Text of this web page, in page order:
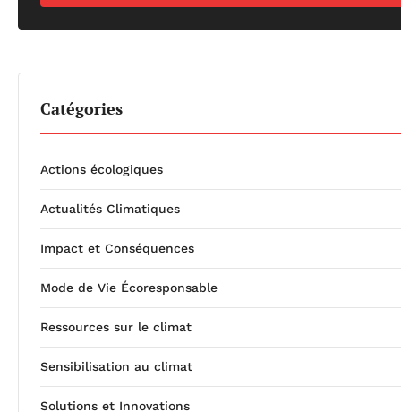
Catégories
Actions écologiques
Actualités Climatiques
Impact et Conséquences
Mode de Vie Écoresponsable
Ressources sur le climat
Sensibilisation au climat
Solutions et Innovations